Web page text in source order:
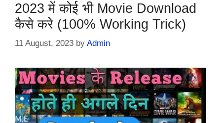
2023 में कोई भी Movie Download
कैसे करे (100% Working Trick)
11 August, 2023 by Admin